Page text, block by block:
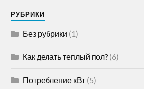
РУБРИКИ
Без рубрики (1)
Как делать теплый пол? (6)
Потребление кВт (5)